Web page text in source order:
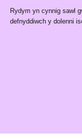
Rydym yn cynnig sawl
defnyddiwch y dolenni